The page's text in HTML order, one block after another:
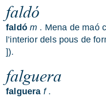
faldó
faldó m . Mena de maó
l’interior dels pous de
]).
falguera
falguera f.